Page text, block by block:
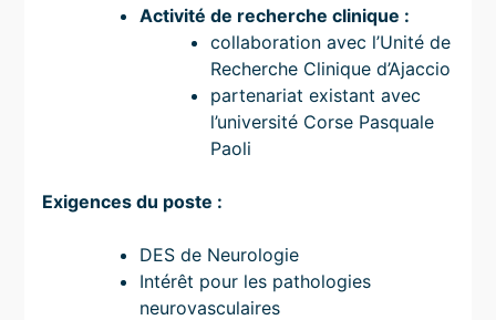
Activité de recherche clinique :
collaboration avec l’Unité de
Recherche Clinique d’Ajaccio
partenariat existant avec
l’université Corse Pasquale
Paoli
Exigences du poste :
DES de Neurologie
Intérêt pour les pathologies
neurovasculaires